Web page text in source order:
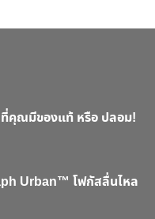
ที่คุณมีของแท้ หรือ ปลอม!
Urban™ โฟกัสลื่นไหล